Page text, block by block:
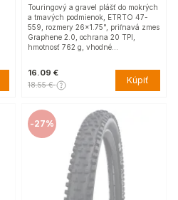
Touringový a gravel plášť do mokrých
a tmavých podmienok, ETRTO 47-
559, rozmery 26x1.75", priľnavá zmes
Graphene 2.0, ochrana 20 TPI,
hmotnosť 762 g, vhodné…
16.09 €
18.55 € Kúpiť
-27%